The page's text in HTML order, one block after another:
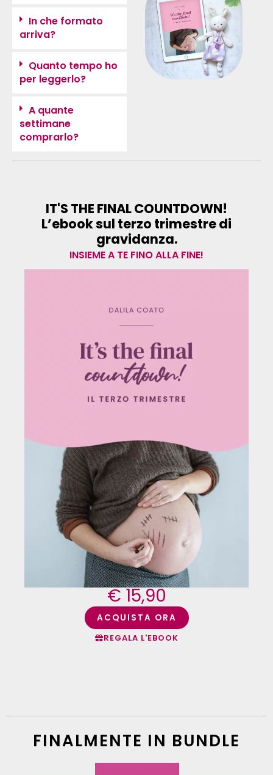
In che formato
arriva?
Quanto tempo ho
per leggerlo?
A quante
settimane
comprarlo?
IT'S THE FINAL COUNTDOWN!
L’ebook sul terzo trimestre di
gravidanza.
INSIEME A TE FINO ALLA FINE!
€ 15,90
ACQUISTA ORA
REGALA L'EBOOK
FINALMENTE IN BUNDLE